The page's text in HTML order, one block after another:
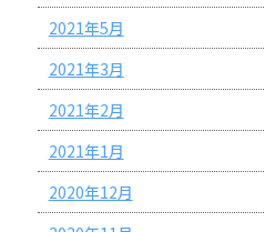
2021年5月
2021年3月
2021年2月
2021年1月
2020年12月